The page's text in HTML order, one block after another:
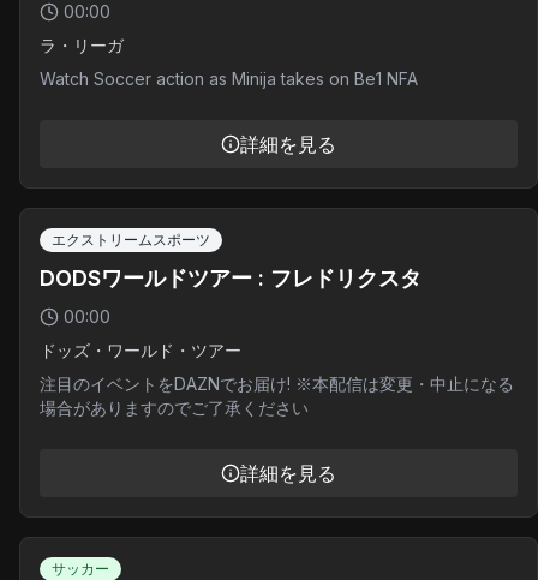
00:00
ラ・リーガ
Watch Soccer action as Minija takes on Be1 NFA
詳細を見る
エクストリームスポーツ
DODSワールドツアー : フレドリクスタ
00:00
ドッズ・ワールド・ツアー
注目のイベントをDAZNでお届け! ※本配信は変更・中止になる
場合がありますのでご了承ください
詳細を見る
サッカー